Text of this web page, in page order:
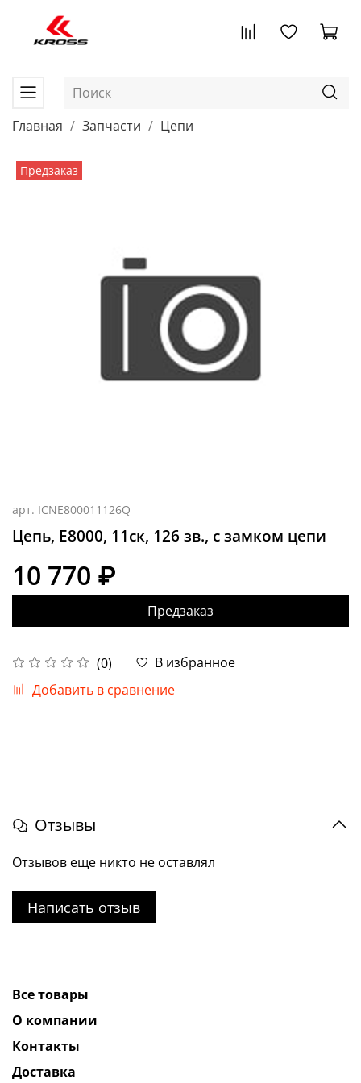
Главная Запчасти Цепи
Предзаказ
арт. ICNE800011126Q
Цепь, E8000, 11ск, 126 зв., с замком цепи
(0)
В избранное
Добавить в сравнение
10 770 ₽
Предзаказ
Отзывы
Отзывов еще никто не оставлял
Написать отзыв
Все товары
О компании
Контакты
Доставка